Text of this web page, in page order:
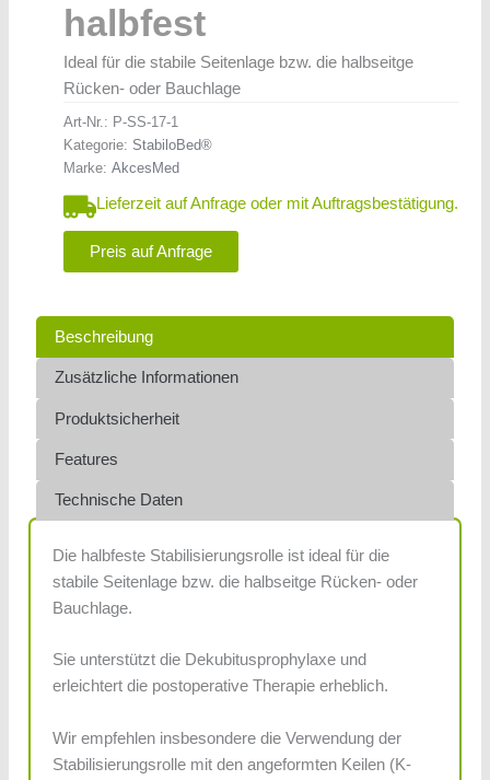
halbfest
Ideal für die stabile Seitenlage bzw. die halbseitge
Rücken- oder Bauchlage
Art-Nr.: P-SS-17-1
Kategorie: StabiloBed®
Marke: AkcesMed
Lieferzeit auf Anfrage oder mit Auftragsbestätigung.
Preis auf Anfrage
Beschreibung
Zusätzliche Informationen
Produktsicherheit
Features
Technische Daten
Die halbfeste Stabilisierungsrolle ist ideal für die
stabile Seitenlage bzw. die halbseitge Rücken- oder
Bauchlage.
Sie unterstützt die Dekubitusprophylaxe und
erleichtert die postoperative Therapie erheblich.
Wir empfehlen insbesondere die Verwendung der
Stabilisierungsrolle mit den angeformten Keilen (K-